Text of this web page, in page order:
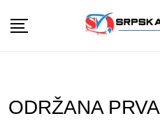
ODRŽANA